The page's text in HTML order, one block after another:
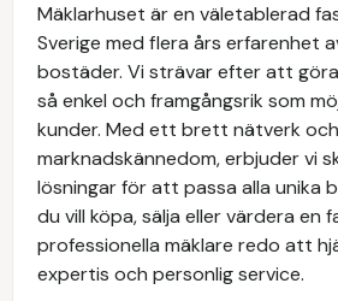
Mäklarhuset är en väletablerad
Sverige med flera års erfarenhet
bostäder. Vi strävar efter att
så enkel och framgångsrik som
kunder. Med ett brett nätverk
marknadskännedom, erbjuder vi
lösningar för att passa alla unika
du vill köpa, sälja eller värdera en
professionella mäklare redo att
expertis och personlig service.